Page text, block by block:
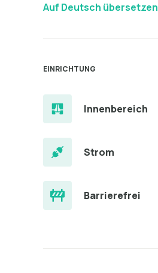
Auf Deutsch übersetzen
EINRICHTUNG
Innenbereich
Strom
Barrierefrei